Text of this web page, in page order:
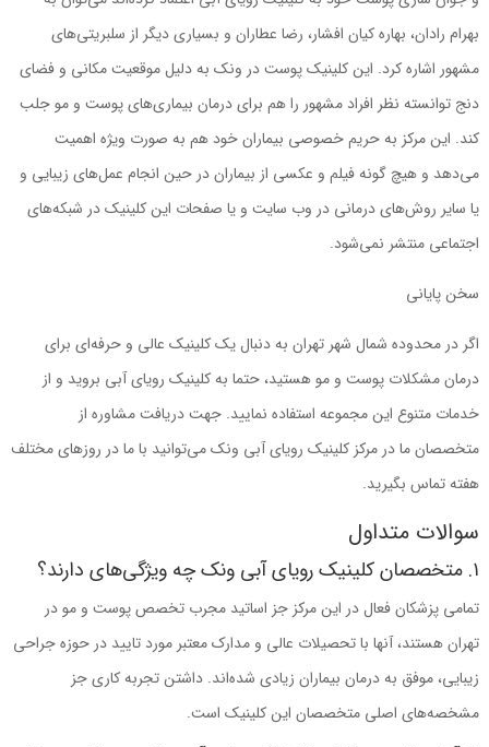
بهرام رادان، بهاره کیان افشار، رضا عطاران و بسیاری دیگر از سلبریتی‌های
مشهور اشاره کرد. این کلینیک پوست در ونک به دلیل موقعیت مکانی و فضای
دنج توانسته نظر افراد مشهور را هم برای درمان بیماری‌های پوست و مو جلب
کند. این مرکز به حریم خصوصی بیماران خود هم به صورت ویژه اهمیت
می‌دهد و هیچ گونه فیلم و عکسی از بیماران در حین انجام عمل‌های زیبایی و
یا سایر روش‌های درمانی در وب سایت و یا صفحات این کلینیک در شبکه‌های
اجتماعی منتشر نمی‌شود.
سخن پایانی
اگر در محدوده شمال شهر تهران به دنبال یک کلینیک عالی و حرفه‌ای برای
درمان مشکلات پوست و مو هستید، حتما به کلینیک رویای آبی بروید و از
خدمات متنوع این مجموعه استفاده نمایید. جهت دریافت مشاوره از
متخصصان ما در مرکز کلینیک رویای آبی ونک می‌توانید با ما در روزهای مختلف
هفته تماس بگیرید.
سوالات متداول
۱. متخصصان کلینیک رویای آبی ونک چه ویژگی‌های دارند؟
تمامی پزشکان فعال در این مرکز جز اساتید مجرب تخصص پوست و مو در
تهران هستند، آنها با تحصیلات عالی و مدارک معتبر مورد تایید در حوزه جراحی
زیبایی، موفق به درمان بیماران زیادی شده‌اند. داشتن تجربه کاری جز
مشخصه‌های اصلی متخصصان این کلینیک است.